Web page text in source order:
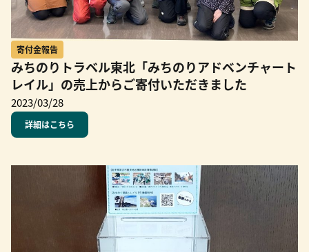
寄付金報告
みちのりトラベル東北「みちのりアドベンチャート
レイル」の売上からご寄付いただきました
2023/03/28
詳細はこちら